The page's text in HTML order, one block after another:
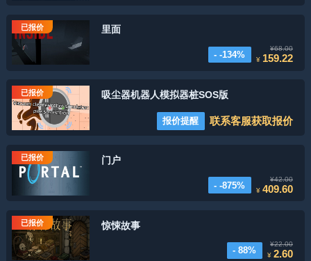
已报价 里面
- -134%
¥68.00
¥ 159.22
已报价 吸尘器机器人模拟器桩SOS版
报价提醒 联系客服获取报价
已报价 门户
- -875%
¥42.00
¥409.60
已报价 惊悚故事
- 88%
¥22.00
¥2.60